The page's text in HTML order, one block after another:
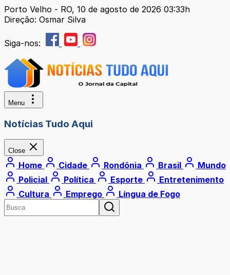
Porto Velho - RO, 10 de agosto de 2026 03:33h
Direção: Osmar Silva
Siga-nos:
Menu
Notícias Tudo Aqui
Close
Home Cidade Rondônia Brasil
Mundo
Policial
Política Esporte
Entretenimento
Cultura
Emprego Língua de Fogo